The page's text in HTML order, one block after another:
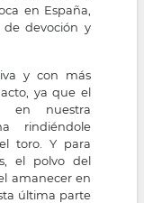
en España,
devoción y
y con más
ya que el
en nuestra
rindiéndole
toro. Y para
el polvo del
amanecer en
última parte